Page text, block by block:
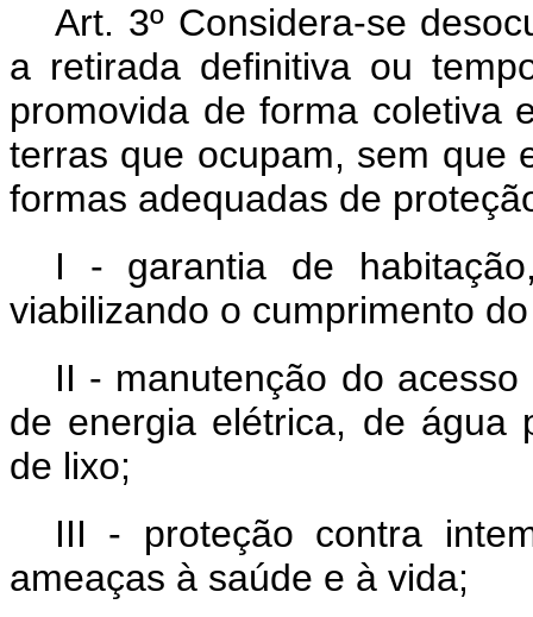
Art. 3º Considera-se
a retirada definitiva ou
promovida de forma coletiva
terras que ocupam, sem que
formas adequadas de
I - garantia de
viabilizando o cumprimento
II - manutenção do
de energia elétrica, de água
de lixo;
III - proteção contra
ameaças à saúde e à vida;